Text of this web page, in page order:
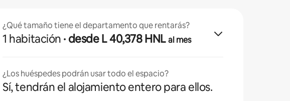
¿Qué tamaño tiene el departamento que rentarás?
1 habitación · desde L 40,378 HNLal mes
¿Los huéspedes podrán usar todo el espacio?
Sí, tendrán el alojamiento entero para ellos.